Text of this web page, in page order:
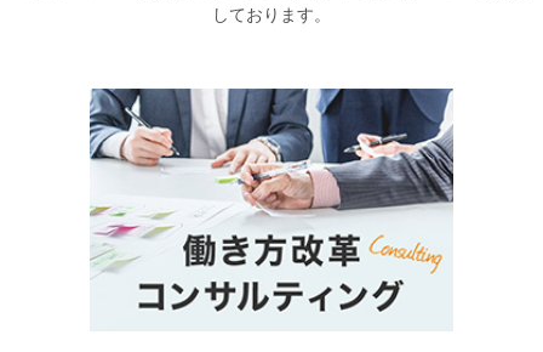
しております。